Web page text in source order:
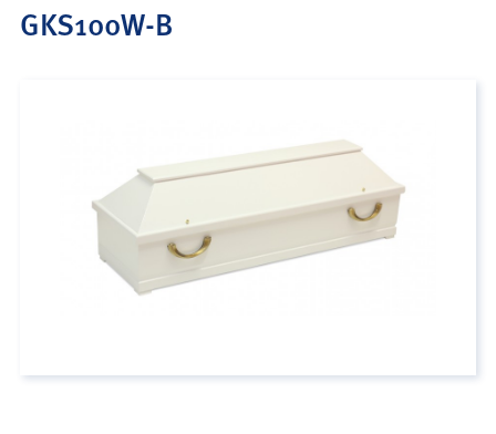
GKS100W-B